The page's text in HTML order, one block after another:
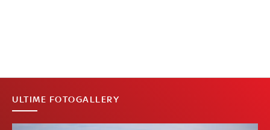
ULTIME FOTOGALLERY